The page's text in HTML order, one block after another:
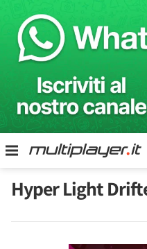
Hyper Light